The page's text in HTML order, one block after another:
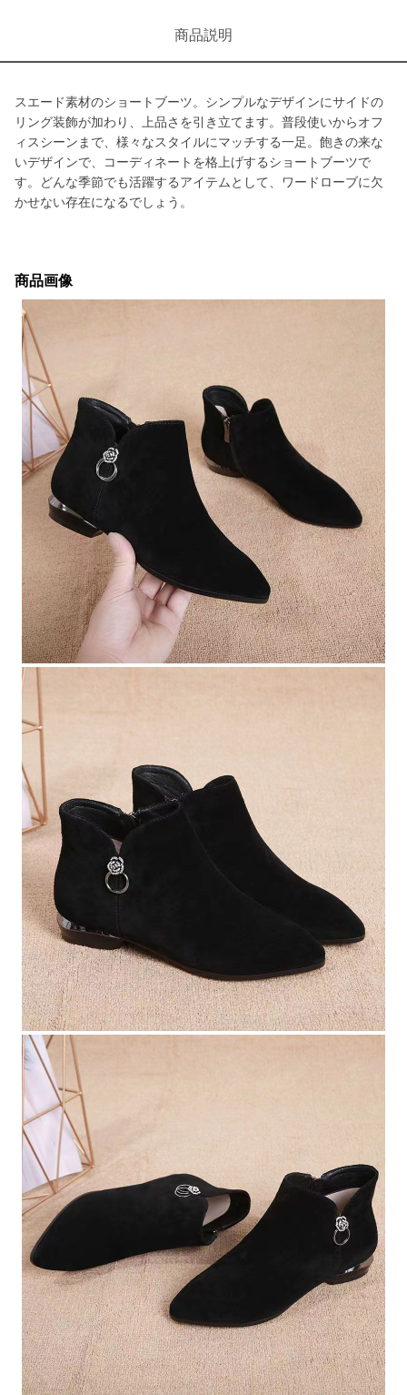
商品説明
スエード素材のショートブーツ。シンプルなデザインにサイドの
リング装飾が加わり、上品さを引き立てます。普段使いからオフ
ィスシーンまで、様々なスタイルにマッチする一足。飽きの来な
いデザインで、コーディネートを格上げするショートブーツで
す。どんな季節でも活躍するアイテムとして、ワードローブに欠
かせない存在になるでしょう。
商品画像